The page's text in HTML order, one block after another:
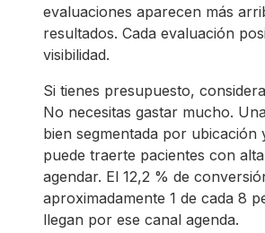
evaluaciones aparecen más
resultados. Cada evaluación
visibilidad.
Si tienes presupuesto,
No necesitas gastar mucho.
bien segmentada por ubicación
puede traerte pacientes con
agendar. El 12,2 % de
aproximadamente 1 de cada 8
llegan por ese canal agenda.